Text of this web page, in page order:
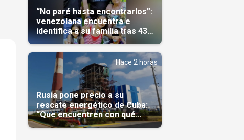
“No paré hasta encontrarlos”:
venezolana encuentra e
identifica a su familia tras 43
días del terremoto
Hace 2 horas
Rusia pone precio a su
rescate energético de Cuba:
“Que encuentren con qué
pagarnos”